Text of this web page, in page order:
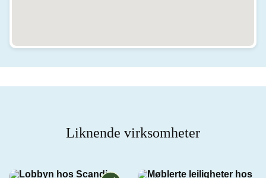
Liknende virksomheter
Vi på [ANAME] er en miljøsikret